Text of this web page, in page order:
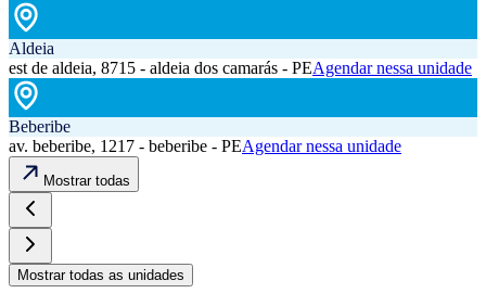
Aldeia
est de aldeia, 8715 - aldeia dos camarás - PEAgendar nessa unidade
Beberibe
av. beberibe, 1217 - beberibe - PEAgendar nessa unidade
Mostrar todas
Mostrar todas as unidades